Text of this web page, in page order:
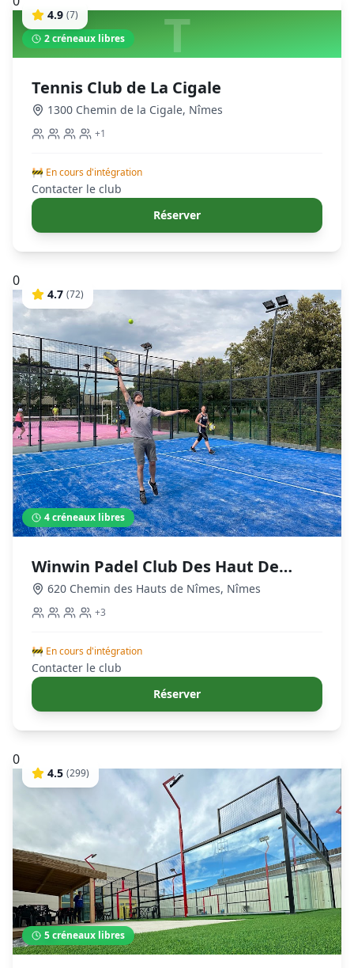
T
4.9 (7)
2créneaux libres
Tennis Club de La Cigale
1300 Chemin de la Cigale, Nîmes
+1
🚧 En cours d'intégration
Contacter le club
Réserver
0
4.7 (72)
4créneaux libres
Winwin Padel Club Des Haut De
Nimes
620 Chemin des Hauts de Nîmes, Nîmes
+3
🚧 En cours d'intégration
Contacter le club
Réserver
0
4.5 (299)
5créneaux libres